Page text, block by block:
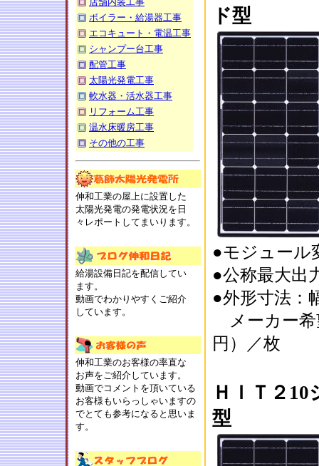
ボイラー・給湯器工事
エコキュート・電温工事
シャンプー台工事
配管工事
太陽光発電工事
軟水器・活水器工事
リフォーム工事
温水床暖房工事
その他の工事
伸和工業の屋上に設置した
太陽光発電の発電状況を日
々レポートしてまいります。
給湯設備日記を配信してい
ます。
動画でわかりやすくご紹介
しています。
伸和工業のお客様の率直な
お声をご紹介しています。
動画でコメントを頂いている
お客様もいらっしゃいますの
でとても参考になると思いま
す。
ド型
●モジュール
●公称最大出
●外形寸法：
メーカー
円）／枚
ＨＩＴ２
型